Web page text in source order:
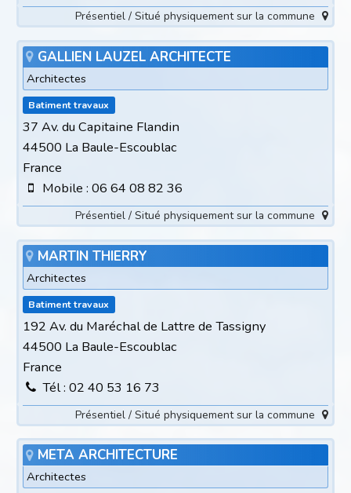
Présentiel / Situé physiquement sur la commune
GALLIEN LAUZEL ARCHITECTE
Architectes
Batiment travaux
37 Av. du Capitaine Flandin
44500 La Baule-Escoublac
France
Mobile : 06 64 08 82 36
Présentiel / Situé physiquement sur la commune
MARTIN THIERRY
Architectes
Batiment travaux
192 Av. du Maréchal de Lattre de Tassigny
44500 La Baule-Escoublac
France
Tél : 02 40 53 16 73
Présentiel / Situé physiquement sur la commune
META ARCHITECTURE
Architectes